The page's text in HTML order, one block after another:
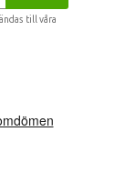
till våra